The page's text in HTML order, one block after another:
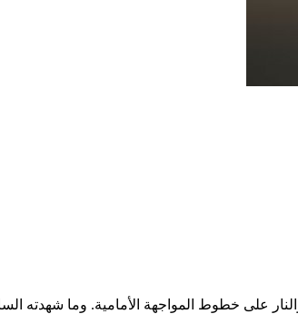
على خطوط المواجهة الأمامية. وما شهدته